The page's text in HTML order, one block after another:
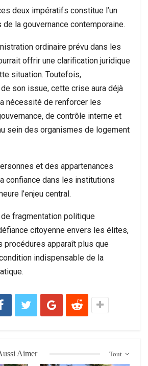
deux impératifs constitue l’un
la gouvernance contemporaine.
ordinaire prévu dans les
offrir une clarification juridique
situation. Toutefois,
son issue, cette crise aura déjà
nécessité de renforcer les
de contrôle interne et
sein des organismes de logement
et des appartenances
confiance dans les institutions
l’enjeu central.
fragmentation politique
citoyenne envers les élites,
procédures apparaît plus que
indispensable de la
Tout
Aimer